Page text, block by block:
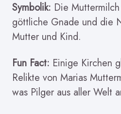
Symbolik: Die
göttliche Gnade und die
Mutter und Kind.
Fun Fact: Einige Kirchen
Relikte von Marias
was Pilger aus aller Welt